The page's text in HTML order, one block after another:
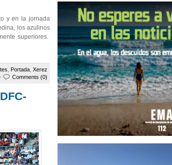
y en la jornada
los azulinos
superiores.
Portada Xerez
Comments (0)